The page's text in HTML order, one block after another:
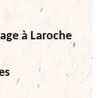
à Laroche